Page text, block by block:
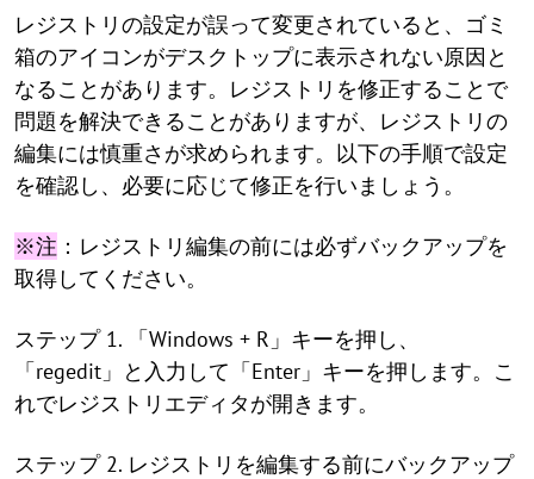
レジストリの設定が誤って変更されていると、ゴミ
箱のアイコンがデスクトップに表示されない原因と
なることがあります。レジストリを修正することで
問題を解決できることがありますが、レジストリの
編集には慎重さが求められます。以下の手順で設定
を確認し、必要に応じて修正を行いましょう。
※注 ：レジストリ編集の前には必ずバックアップを
取得してください。
ステップ 1. 「Windows + R」キーを押し、
「regedit」と入力して「Enter」キーを押します。こ
れでレジストリエディタが開きます。
ステップ 2. レジストリを編集する前にバックアップ